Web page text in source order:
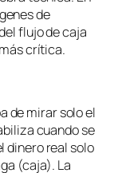
de
flujo de caja
crítica.
de mirar solo el
cuando se
dinero real solo
(caja). La